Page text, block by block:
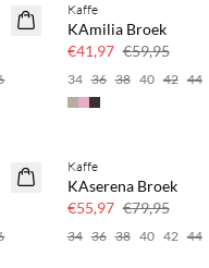
SAVE20
Kaffe
KAmilia Broek
€41,97 €59,95
34 36 38 40 42 44
SAVE20
Kaffe
KAserena Broek
€55,97 €79,95
34 36 38 40 42 44